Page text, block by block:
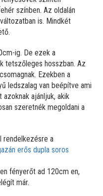
színben. Az oldalán
is. Mindkét
ig. De ezek a
tetszőleges hosszban. Az
Ezekben a
ledszalag van beépítve ami
ajánljuk, akik
szeretnék megoldani a
rendelkezésre a
erős dupla soros
fényerőt ad 120cm en,
már.